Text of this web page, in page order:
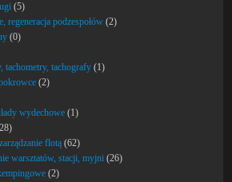
(5)
regeneracja podzespołów (2)
(0)
tachometry, tachografy (1)
(2)
wydechowe (1)
flotą (62)
warsztatów, stacji, myjni (26)
(2)